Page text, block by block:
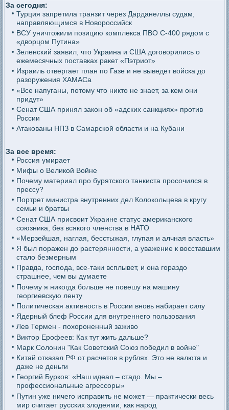
За сегодня:
Турция запретила транзит через Дарданеллы судам,
направляющимся в Новороссийск
ВСУ уничтожили позицию комплекса ПВО С-400 рядом с
«дворцом Путина»
Зеленский заявил, что Украина и США договорились о
ежемесячных поставках ракет «Пэтриот»
Израиль отвергает план по Газе и не выведет войска до
разоружения ХАМАСа
«Все напуганы, потому что никто не знает, за кем они
придут»
Сенат США принял закон об «адских санкциях» против
России
Атакованы НПЗ в Самарской области и на Кубани
За все время:
Россия умирает
Мифы о Великой Войне
Почему материал про бурятского танкиста просочился в
прессу?
Портрет министра внутренних дел Колокольцева в кругу
семьи и братвы
Сенат США присвоит Украине статус американского
союзника, без всякого членства в НАТО
«Мерзейшая, наглая, бесстыжая, глупая и алчная власть»
Я был поражен до растерянности, а уважение к восставшим
стало безмерным
Правда, господа, все-таки всплывет, и она гораздо
страшнее, чем вы думаете
Почему я никогда больше не повешу на машину
георгиевскую ленту
Политическая активность в России вновь набирает силу
Ядерный блеф России для внутреннего пользования
Лев Термен - похороненный заживо
Виктор Ерофеев: Как тут жить дальше?
Марк Солонин "Как Советский Союз победил в войне"
Китай отказал РФ от расчетов в рублях. Это не валюта и
даже не деньги
Георгий Бурков: «Наш идеал – стадо. Мы –
профессиональные агрессоры»
Путин уже ничего исправить не может — практически весь
мир считает русских злодеями, как народ